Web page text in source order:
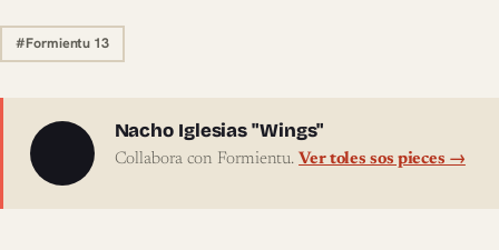
#Formientu 13
Sobre l'autor
Nacho Iglesias "Wings"
Collabora con Formientu.Ver toles sos pieces →